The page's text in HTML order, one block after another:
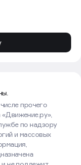
прочего
по надзору
и массовых